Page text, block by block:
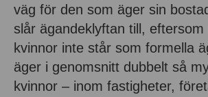
väg för den som äger sin
slår ägandeklyftan till, eftersom
kvinnor inte står som formella
äger i genomsnitt dubbelt så
kvinnor – inom fastigheter,